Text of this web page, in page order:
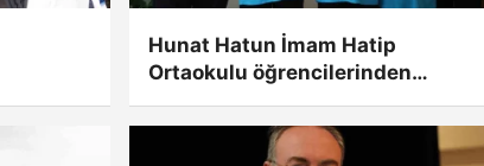
Hunat Hatun İmam Hatip
Ortaokulu öğrencilerinden
Kayseri'yi gururlandıran başarı